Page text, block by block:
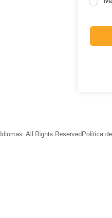
All Rights ReservedPolítica